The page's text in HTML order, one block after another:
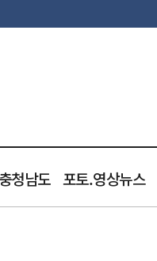
충청남도 포토.영상뉴스